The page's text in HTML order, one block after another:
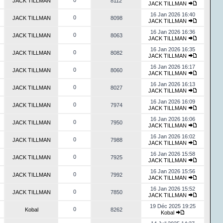
JACK TILLMAN
JACK TILLMAN 0 8098
16 Jan 2026 16:40
JACK TILLMAN
JACK TILLMAN 0 8063
16 Jan 2026 16:36
JACK TILLMAN
JACK TILLMAN 0 8082
16 Jan 2026 16:35
JACK TILLMAN
JACK TILLMAN 0 8060
16 Jan 2026 16:17
JACK TILLMAN
JACK TILLMAN 0 8027
16 Jan 2026 16:13
JACK TILLMAN
JACK TILLMAN 0 7974
16 Jan 2026 16:09
JACK TILLMAN
JACK TILLMAN 0 7950
16 Jan 2026 16:06
JACK TILLMAN
JACK TILLMAN 0 7988
16 Jan 2026 16:02
JACK TILLMAN
JACK TILLMAN 0 7925
16 Jan 2026 15:58
JACK TILLMAN
JACK TILLMAN 0 7992
16 Jan 2026 15:56
JACK TILLMAN
JACK TILLMAN 0 7850
16 Jan 2026 15:52
JACK TILLMAN
Kobal 0 8262
19 Déc 2025 19:25
Kobal